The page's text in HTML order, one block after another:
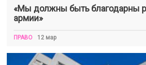
«Мы должны быть благодарны
армии»
ПРАВО 12 мар